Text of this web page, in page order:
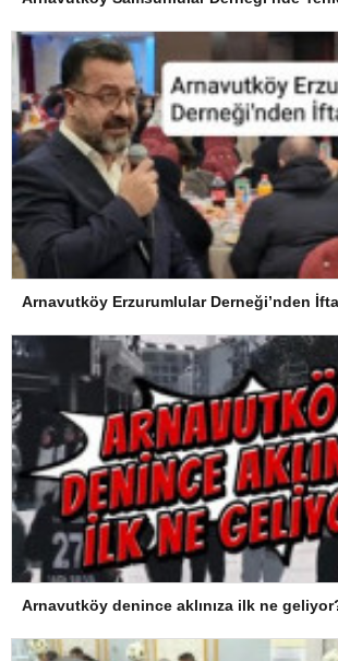
Arnavutköy Erzurumlular Derneği’nden
Arnavutköy denince aklınıza ilk ne